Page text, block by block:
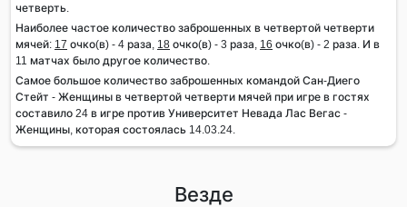
четверть.
Наиболее частое количество заброшенных в четвертой четверти
мячей: 17 очко(в) - 4 раза, 18 очко(в) - 3 раза, 16 очко(в) - 2 раза. И в
11 матчах было другое количество.
Самое большое количество заброшенных командой Сан-Диего
Стейт - Женщины в четвертой четверти мячей при игре в гостях
составило 24 в игре против Университет Невада Лас Вегас -
Женщины, которая состоялась 14.03.24.
Везде